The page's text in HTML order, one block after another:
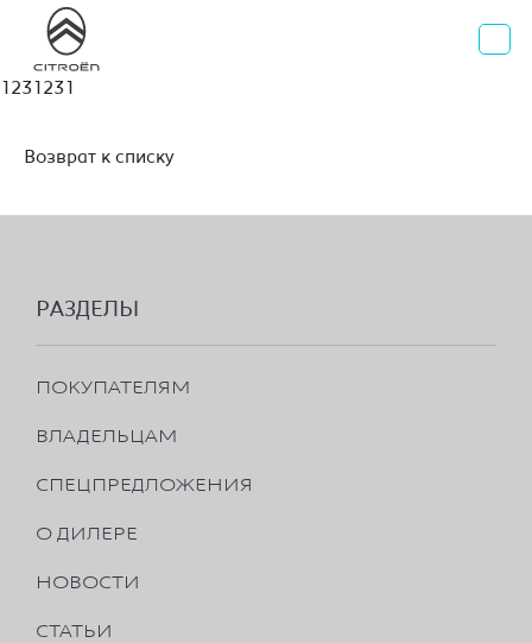
1231231
Возврат к списку
РАЗДЕЛЫ
ПОКУПАТЕЛЯМ
ВЛАДЕЛЬЦАМ
СПЕЦПРЕДЛОЖЕНИЯ
О ДИЛЕРЕ
НОВОСТИ
СТАТЬИ